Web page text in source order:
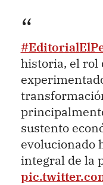
historia, el rol
sustento
evolucionado
integral de la